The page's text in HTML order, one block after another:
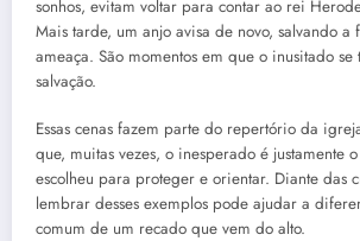
sonhos, evitam voltar para contar ao rei
Mais tarde, um anjo avisa de novo, salvando a
ameaça. São momentos em que o inusitado se
salvação.
Essas cenas fazem parte do repertório da
que, muitas vezes, o inesperado é justamente
escolheu para proteger e orientar. Diante das
lembrar desses exemplos pode ajudar a
comum de um recado que vem do alto.